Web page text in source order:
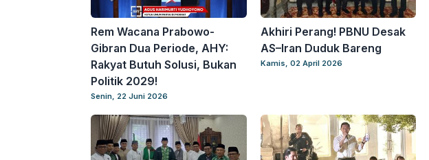
Rem Wacana Prabowo-
Gibran Dua Periode, AHY:
Rakyat Butuh Solusi, Bukan
Politik 2029!
Senin, 22 Juni 2026
Akhiri Perang! PBNU Desak
AS–Iran Duduk Bareng
Kamis, 02 April 2026